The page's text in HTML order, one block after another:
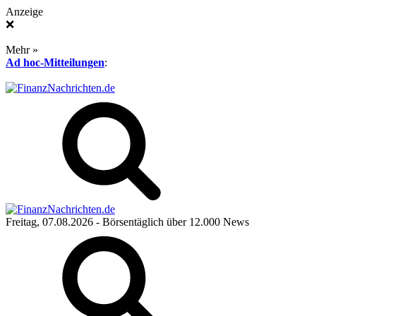
Anzeige
❌
Mehr »
Ad hoc-Mitteilungen:
Freitag, 07.08.2026 - Börsentäglich über 12.000 News